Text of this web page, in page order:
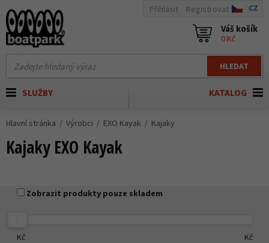
HLEDAT
Přihlásit Registrovat CZ
Váš košík
0 Kč
KATALOG
SLUŽBY
Hlavní stránka Výrobci EXO Kayak Kajaky
Kajaky EXO Kayak
Zobrazit produkty pouze skladem
Kč Kč